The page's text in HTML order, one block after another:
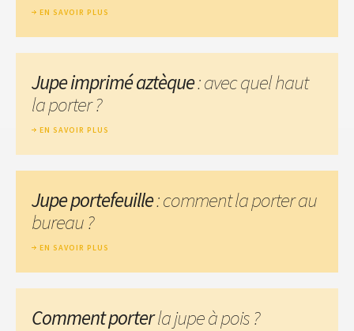
EN SAVOIR PLUS
Jupe imprimé aztèque: avec quel haut
la porter ?
EN SAVOIR PLUS
Jupe portefeuille: comment la porter au
bureau ?
EN SAVOIR PLUS
Comment porterla jupe à pois ?